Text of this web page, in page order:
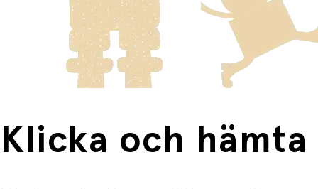
Produkter som omfattas av detta är tydligt märkta, och
frakten för dessa varor visas i kassan.
Fri frakt när du handlar för mer än 1500:-
Klicka och hämta